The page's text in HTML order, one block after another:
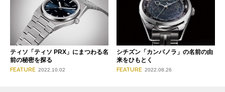
ティソ「ティソ PRX」にまつわる名
前の秘密を探る
FEATURE 2022.10.02
シチズン「カンパノラ」の名前の由
来をひもとく
FEATURE 2022.08.26